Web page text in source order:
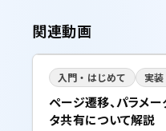
関連動画
入門・はじめて 実装
ページ遷移、パラメ
タ共有について解説